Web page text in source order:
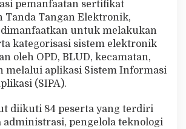
pemanfaatan sertifikat
Tanda Tangan Elektronik,
untuk melakukan
kategorisasi sistem elektronik
oleh OPD, BLUD, kecamatan,
melalui aplikasi Sistem Informasi
(SIPA).
diikuti 84 peserta yang terdiri
administrasi, pengelola teknologi